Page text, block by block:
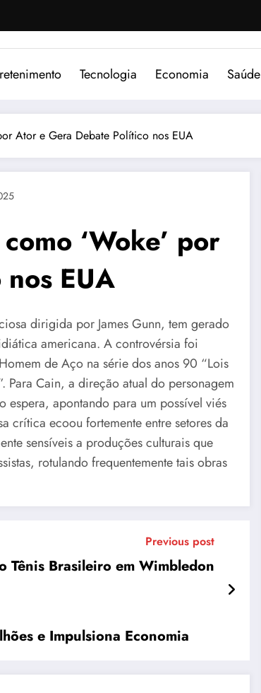
Tecnologia Economia Saúde
Ator e Gera Debate Político nos EUA
‘Woke’ por
EUA
dirigida por James Gunn, tem gerado
americana. A controvérsia foi
de Aço na série dos anos 90 “Lois
Para Cain, a direção atual do personagem
apontando para um possível viés
crítica ecoou fortemente entre setores da
sensíveis a produções culturais que
rotulando frequentemente tais obras
Previous post
Tênis Brasileiro em Wimbledon
e Impulsiona Economia